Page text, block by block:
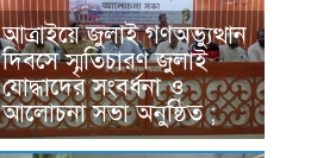
আত্রাইয়ে জুলাই গণঅভ্যুত্থান
দিবসে স্মৃতিচারণ জুলাই
যোদ্ধাদের সংবর্ধনা ও
আলোচনা সভা অনুষ্ঠিত ;